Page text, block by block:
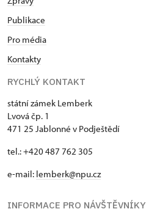
Publikace
Pro média
Kontakty
RYCHLÝ KONTAKT
státní zámek Lemberk
Lvová čp. 1
471 25 Jablonné v Podještědí
tel.: +420 487 762 305
e-mail: lemberk@npu.cz
INFORMACE PRO NÁVŠTĚVNÍKY